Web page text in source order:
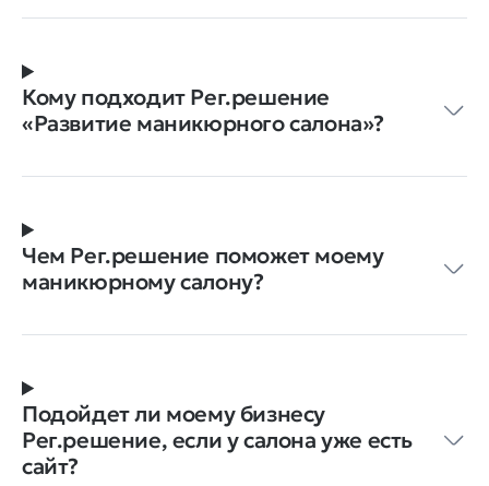
Кому подходит Рег.решение
«Развитие маникюрного салона»?
Чем Рег.решение поможет моему
маникюрному салону?
Подойдет ли моему бизнесу
Рег.решение, если у салона уже есть
сайт?